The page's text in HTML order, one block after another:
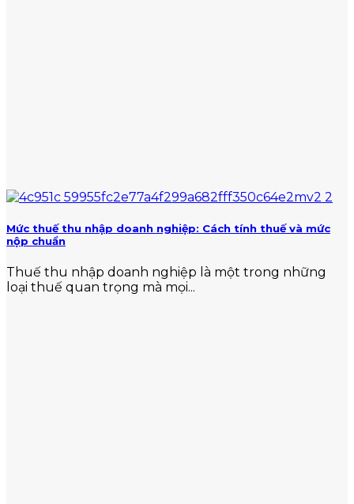
Mức thuế thu nhập doanh nghiệp: Cách tính thuế và mức
nộp chuẩn
Thuế thu nhập doanh nghiệp là một trong những
loại thuế quan trọng mà mọi...